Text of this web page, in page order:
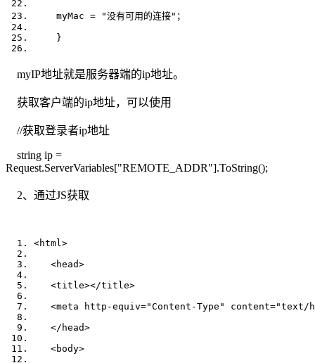
myMac = "没有可用的连接" ；
}
myIP地址就是服务器端的ip地址。
获取客户端的ip地址，可以使用
//获取登录者ip地址
string ip =
Request.ServerVariables["REMOTE_ADDR"].ToString();
2、通过JS获取
<html >
<head>
<title></title>
<meta http-equiv="Content-Type" content="text/
</ head>
<body>